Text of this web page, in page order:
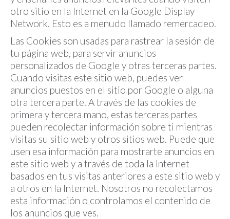
otro sitio en la Internet en la Google Display
Network. Esto es a menudo llamado remercadeo.
Las Cookies son usadas para rastrear la sesión de
tu página web, para servir anuncios
personalizados de Google y otras terceras partes.
Cuando visitas este sitio web, puedes ver
anuncios puestos en el sitio por Google o alguna
otra tercera parte. A través de las cookies de
primera y tercera mano, estas terceras partes
pueden recolectar información sobre ti mientras
visitas su sitio web y otros sitios web. Puede que
usen esa información para mostrarte anuncios en
este sitio web y a través de toda la Internet
basados en tus visitas anteriores a este sitio web y
a otros en la Internet. Nosotros no recolectamos
esta información o controlamos el contenido de
los anuncios que ves.